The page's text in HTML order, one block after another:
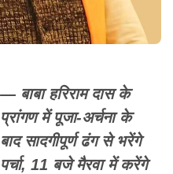
— बाबा हरिराम दास के
प्रांगण में पूजा-अर्चना के
बाद सादगीपूर्ण ढंग से भरेंगे
पर्चा, 11 बजे मैरवा में करेंगे